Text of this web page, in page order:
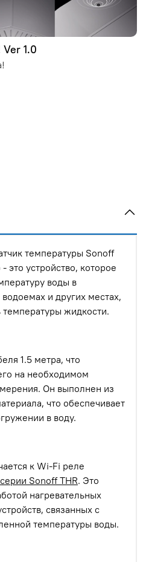
1.0
температуры Sonoff
устройство, которое
воды в
и других местах,
температуры жидкости.
1.5 метра, что
на необходимом
Он выполнен из
что обеспечивает
в воду.
к Wi-Fi реле
Sonoff THR. Это
нагревательных
связанных с
температуры воды.